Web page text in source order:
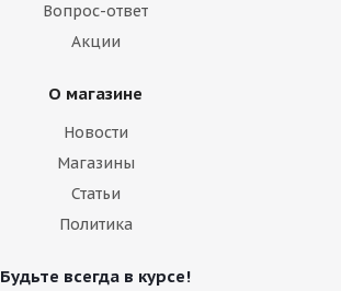
Вопрос-ответ
Акции
О магазине
Новости
Магазины
Статьи
Политика
Будьте всегда в курсе!